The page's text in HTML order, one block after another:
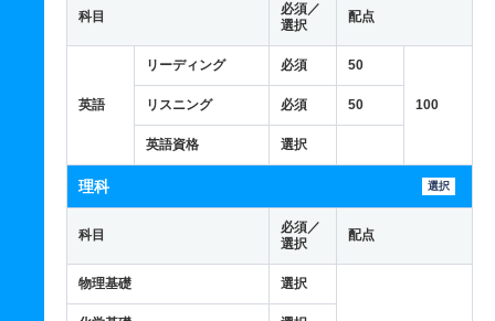
科目
必須／
選択
配点
英語
リーディング 必須 50
100
リスニング 必須 50
英語資格 選択
理科 選択
科目
必須／
選択
配点
物理基礎 選択